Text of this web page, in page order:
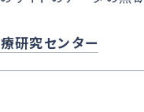
研究センター